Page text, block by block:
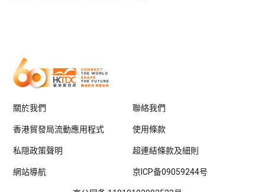
關於我們 聯絡我們
香港貿發局流動應用程式 使用條款
私隠政策聲明 超連結條款及細則
網站導航 京ICP备09059244号